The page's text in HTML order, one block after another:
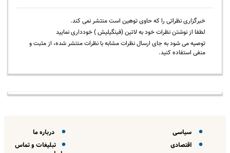
خبرگزاری نظراتی را که حاوی توهین است منتشر نمی کند.
لطفا از نوشتن نظرات خود به لاتین (فینگیلیش ) خودداری نمایید
توصیه می شود به جای ارسال نظرات مشابه با نظرات منتشر شده، از مثبت و
منفی استفاده کنید.
سیاسی
اقتصادی
درباره ما
تبلیغات و تماس